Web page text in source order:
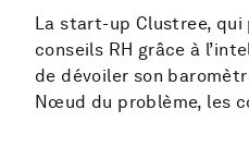
La start-up Clustree,
conseils RH grâce à
de dévoiler son
Nœud du problème, les